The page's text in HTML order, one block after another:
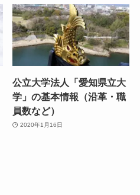
公立大学法人「愛知県立大
学」の基本情報（沿革・職
員数など）
2020年1月16日